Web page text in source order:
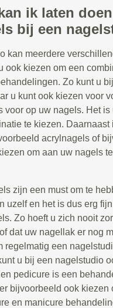
ik laten
bij een
kan meerdere
ook kiezen om een
Zo kunt u
u kunt ook kiezen voor
voor op uw nagels. Het
te kiezen.
acrylnagels of
om aan uw nagels
zijn een must om te
uzelf en het is dus erg
Zo hoeft u zich nooit
dat uw nagellak er nog
regelmatig een
u bij een nagelstudio
pedicure is een
bijvoorbeeld ook kiezen
en manicure